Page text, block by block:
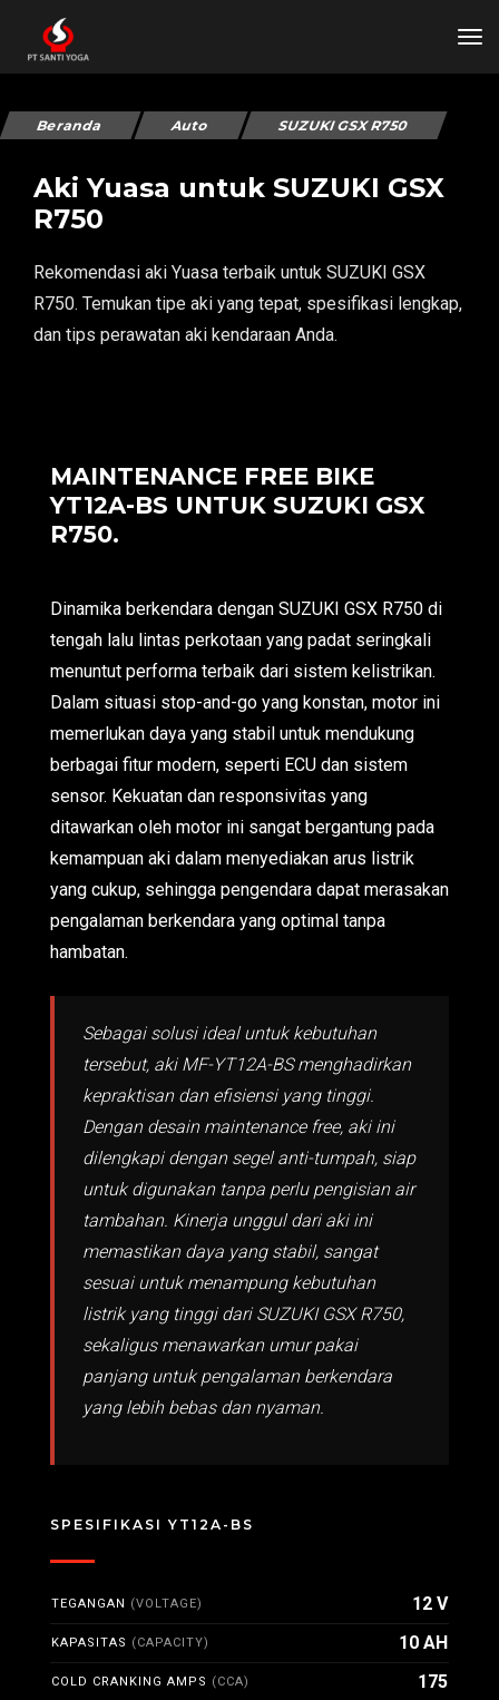
Beranda Auto SUZUKI GSX R750
Aki Yuasa untuk SUZUKI GSX
R750
Rekomendasi aki Yuasa terbaik untuk SUZUKI GSX
R750. Temukan tipe aki yang tepat, spesifikasi lengkap,
dan tips perawatan aki kendaraan Anda.
MAINTENANCE FREE BIKE
YT12A-BS UNTUK SUZUKI GSX
R750.
Dinamika berkendara dengan SUZUKI GSX R750 di
tengah lalu lintas perkotaan yang padat seringkali
menuntut performa terbaik dari sistem kelistrikan.
Dalam situasi stop-and-go yang konstan, motor ini
memerlukan daya yang stabil untuk mendukung
berbagai fitur modern, seperti ECU dan sistem
sensor. Kekuatan dan responsivitas yang
ditawarkan oleh motor ini sangat bergantung pada
kemampuan aki dalam menyediakan arus listrik
yang cukup, sehingga pengendara dapat merasakan
pengalaman berkendara yang optimal tanpa
hambatan.
Sebagai solusi ideal untuk kebutuhan
tersebut, aki MF-YT12A-BS menghadirkan
kepraktisan dan efisiensi yang tinggi.
Dengan desain maintenance free, aki ini
dilengkapi dengan segel anti-tumpah, siap
untuk digunakan tanpa perlu pengisian air
tambahan. Kinerja unggul dari aki ini
memastikan daya yang stabil, sangat
sesuai untuk menampung kebutuhan
listrik yang tinggi dari SUZUKI GSX R750,
sekaligus menawarkan umur pakai
panjang untuk pengalaman berkendara
yang lebih bebas dan nyaman.
SPESIFIKASI YT12A-BS
TEGANGAN (VOLTAGE) 12 V
KAPASITAS (CAPACITY) 10 AH
COLD CRANKING AMPS (CCA) 175